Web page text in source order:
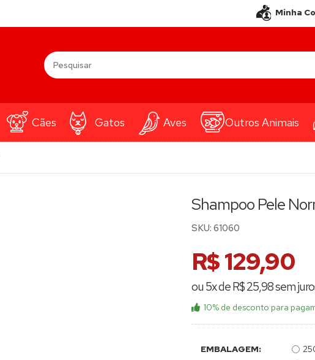
Minha
Cães Gatos Aves Outros Animais
Shampoo Pele
SKU: 61060
R$ 129,90
ou 5x de R$ 25,98 sem
10% de desconto para
EMBALAGEM: